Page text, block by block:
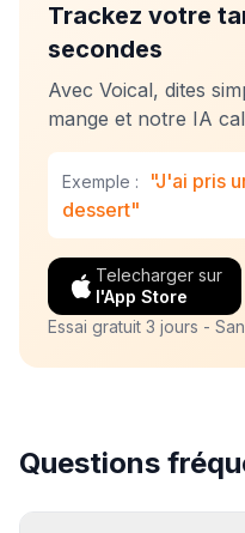
Trackez votre
secondes
Avec Voical, dites
mange et notre IA
Exemple :
"J'ai pris
dessert"
Telecharger sur
l'App Store
Essai gratuit 3 jours -
Questions